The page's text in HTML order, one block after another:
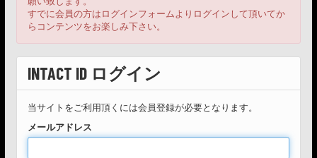
すでに会員の方はログインフォームよりログインして頂いてか
らコンテンツをお楽しみ下さい。
INTACT ID ログイン
当サイトをご利用頂くには会員登録が必要となります。
メールアドレス